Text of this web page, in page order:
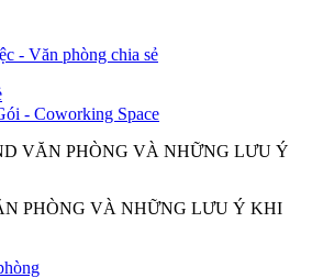
- Văn phòng chia sẻ
- Coworking Space
VĂN PHÒNG VÀ NHỮNG LƯU Ý